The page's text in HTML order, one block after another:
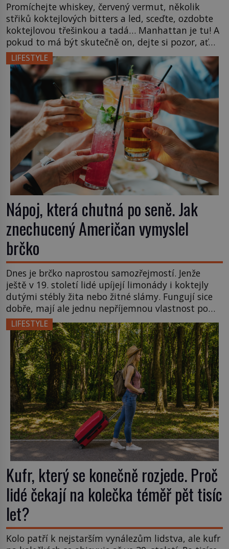
Promíchejte whiskey, červený vermut, několik
střiků koktejlových bitters a led, sceďte, ozdobte
koktejlovou třešinkou a tadá… Manhattan je tu! A
pokud to má být skutečně on, dejte si pozor, ať
místo klasické americké rye whiskey či klidně
bourbonu nepoužijete skotskou whisku. Co se
stane? Inu, koktejl bude stále skvělý, ale už to
nebude Manhattan ale […]
LIFESTYLE
Nápoj, která chutná po seně. Jak
znechucený Američan vymyslel
brčko
Dnes je brčko naprostou samozřejmostí. Jenže
ještě v 19. století lidé upíjejí limonády i koktejly
dutými stébly žita nebo žitné slámy. Fungují sice
dobře, mají ale jednu nepříjemnou vlastnost po
chvíli se rozmáčejí a nápoji dodávají travnatou
příchuť. Právě tahle drobná nepříjemnost přivede
amerického výrobce cigaretových náustků k
nápadu, který změní způsob pití po celém […]
LIFESTYLE
Kufr, který se konečně rozjede. Proč
lidé čekají na kolečka téměř pět tisíc
let?
Kolo patří k nejstarším vynálezům lidstva, ale kufr